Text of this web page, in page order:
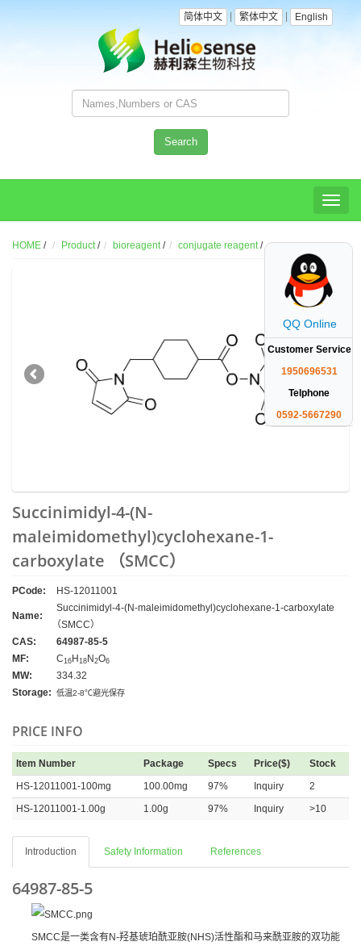
简体中文 繁体中文 English
Search
Toggle
HOME / Product / bioreagent / conjugate reagent /
Succinimidyl-4-(N-
maleimidomethyl)cyclohexane-1-
carboxylate （SMCC）
PCode: HS-12011001
Name:
Succinimidyl-4-(N-maleimidomethyl)cyclohexane-1-carboxylate
（SMCC）
CAS:
64987-85-5
MF:
C16 H 18 N 2O6
MW:
334.32
Storage:
低温2-8℃避光保存
PRICE INFO
Item Number Package Specs Price($)
Stock
HS-12011001-100mg
100.00mg 97% Inquiry
2
HS-12011001-1.00g
1.00g 97% Inquiry >10
Introduction Safety Information References
64987-85-5
SMCC是一类含有N-羟基琥珀酰亚胺(NHS)活性酯和马来酰亚胺的双功能
QQ Online
Customer Service
1950696531
Telphone
0592-5667290